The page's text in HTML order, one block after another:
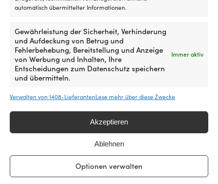
automatisch übermittelter Informationen.
Gewährleistung der Sicherheit, Verhinderung
und Aufdeckung von Betrug und
Fehlerbehebung, Bereitstellung und Anzeige
von Werbung und Inhalten, Ihre
Entscheidungen zum Datenschutz speichern
und übermitteln.
Immer aktiv
Verwalten von 1408-LieferantenLese mehr über diese Zwecke
Akzeptieren
Ablehnen
Optionen verwalten
Festmacherfeder aus Gummi
mm, geeignet für Leinen Ø16 –
20 mm
Festmacherfeder 1852-Marine,
Stahl, 280 mm
11 VORRÄTIG (KANN